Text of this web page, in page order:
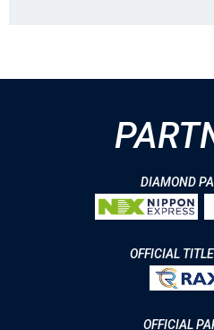
DIAMOND
OFFICIAL
OFFICIAL